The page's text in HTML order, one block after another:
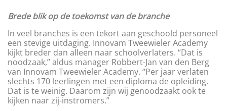
Brede blik op de toekomst van de branche
In veel branches is een tekort aan geschoold personeel
een stevige uitdaging. Innovam Tweewieler Academy
kijkt breder dan alleen naar schoolverlaters. “Dat is
noodzaak,” aldus manager Robbert-Jan van den Berg
van Innovam Tweewieler Academy. “Per jaar verlaten
slechts 170 leerlingen met een diploma de opleiding.
Dat is te weinig. Daarom zijn wij genoodzaakt ook te
kijken naar zij-instromers.”